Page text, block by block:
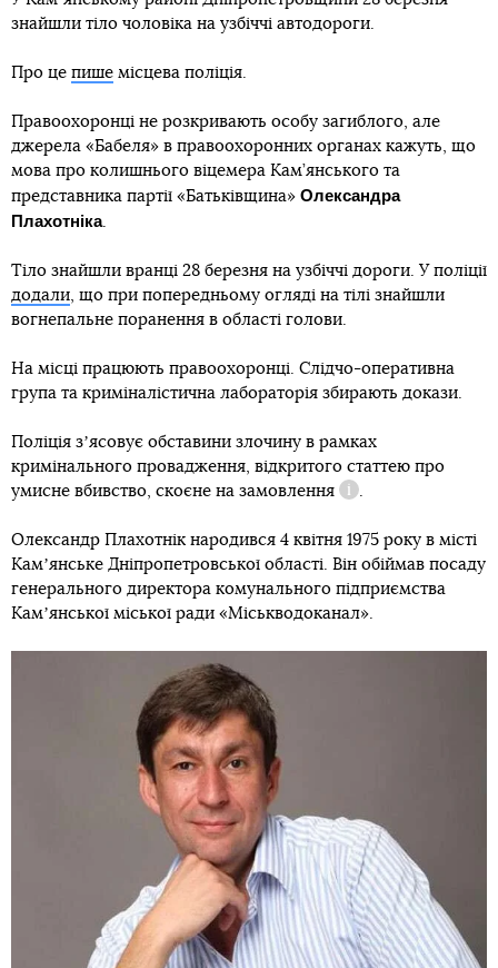
знайшли тіло чоловіка на узбіччі автодороги.
Про це пише місцева поліція.
Правоохоронці не розкривають особу загиблого, але
джерела «Бабеля» в правоохоронних органах кажуть, що
мова про колишнього віцемера Кам’янського та
представника партії «Батьківщина» Олександра
Плахотніка.
Тіло знайшли вранці 28 березня на узбіччі дороги. У поліції
додали, що при попередньому огляді на тілі знайшли
вогнепальне поранення в області голови.
На місці працюють правоохоронці. Слідчо-оперативна
група та криміналістична лабораторія збирають докази.
Поліція зʼясовує обставини злочину в рамках
кримінального провадження, відкритого статтею про
умисне вбивство, скоєне на замовлення
Довідка
.
Олександр Плахотнік народився 4 квітня 1975 року в місті
Камʼянське Дніпропетровської області. Він обіймав посаду
генерального директора комунального підприємства
Камʼянської міської ради «Міськводоканал».